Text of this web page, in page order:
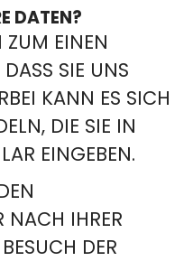
DATEN?
ZUM EINEN
SIE UNS
KANN ES SICH
DIE SIE IN
EINGEBEN.
NACH IHRER
DER